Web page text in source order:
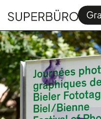
Homapage Grafik